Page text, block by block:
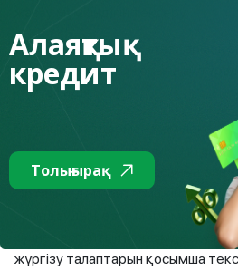
- клиенттің бағалы қағаздармен
арналған бұйрығын орындау
қамтылады.
Бағалы қағаздармен мәмілелерді
бұйрықтың орындалуын Орталық
Қазақстан Республикасының
Орталық депозитарийдің ішкі
орындаудың өзге мерзімі
күннен аспайтын мерзімде
жүргізу талаптарын қосымша
Алаяқтық
кредит
Толығырақ